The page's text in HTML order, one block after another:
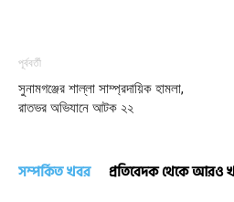
পূর্ববর্তী
সুনামগঞ্জের শাল্লা সাম্প্রদায়িক হামলা,
রাতভর অভিযানে আটক ২২
সম্পর্কিত খবর প্রতিবেদক থেকে আরও